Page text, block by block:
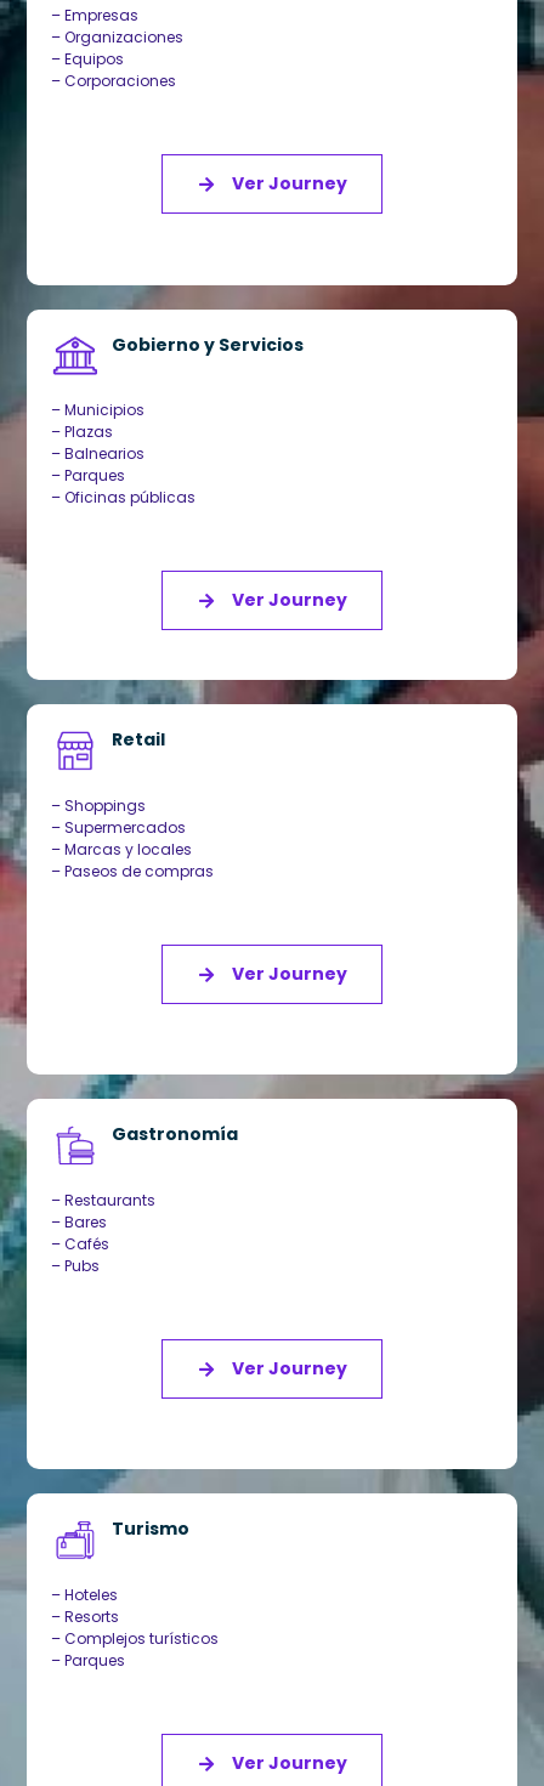
– Empresas
– Organizaciones
– Equipos
– Corporaciones
Ver Journey
Gobierno y Servicios
– Municipios
– Plazas
– Balnearios
– Parques
– Oficinas públicas
Ver Journey
Retail
– Shoppings
– Supermercados
– Marcas y locales
– Paseos de compras
Ver Journey
Gastronomía
– Restaurants
– Bares
– Cafés
– Pubs
Ver Journey
Turismo
– Hoteles
– Resorts
– Complejos turísticos
– Parques
Ver Journey